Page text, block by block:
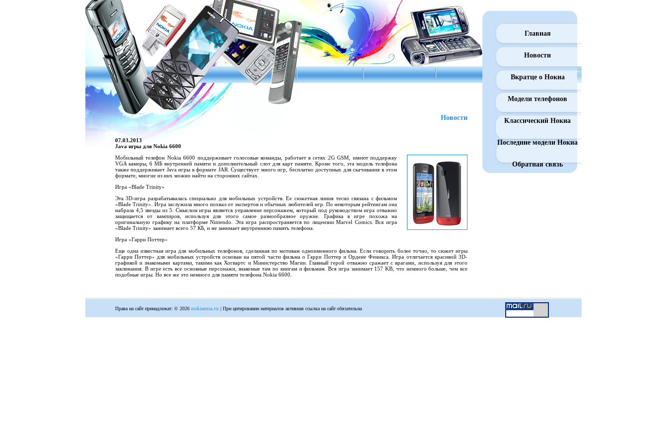
Новости
07.03.2013
Java игры для Nokia 6600
Мобильный телефон Nokia 6600 поддерживает голосовые команды, работает в сетях 2G GSM, имеют поддержку
VGA камеры, 6 МБ внутренней памяти и дополнительный слот для карт памяти. Кроме того, эта модель телефона
также поддерживает Java игры в формате JAR. Существует много игр, бесплатно доступных для скачивания в этом
формате, многие из них можно найти на сторонних сайтах.
Игра «Blade Trinity»
Эта 3D-игра разрабатывалась специально для мобильных устройств. Ее сюжетная линия тесно связана с фильмом
«Blade Trinity». Игра заслужила много похвал от экспертов и обычных любителей игр. По некоторым рейтингам она
набрала 4,5 звезды из 5. Смыслом игры является управление персонажем, который под руководством игра отважно
защищается от вампиров, используя для этого самое разнообразное оружие. Графика в игре похожа на
оригинальную графику на платформе Nintendo. Эта игра распространяется по лицензии Marvel Comics. Вся игра
«Blade Trinity» занимает всего 57 КБ, и не занимает внутреннюю память телефона.
Игра «Гарри Поттер»
Еще одна известная игра для мобильных телефонов, сделанная по мотивам одноименного фильма. Если говорить более точно, то сюжет игры
«Гарри Поттер» для мобильных устройств основан на пятой части фильма о Гарри Поттер и Ордене Феникса. Игра отличается красивой 3D-
графикой и знакомыми картами, такими как Хогвартс и Министерство Магии. Главный герой отважно сражает с врагами, используя для этого
заклинания. В игре есть все основные персонажи, знакомые там по книгам и фильмам. Вся игра занимает 157 KB, что немного больше, чем все
подобные игры. Но все же это немного для памяти телефона Nokia 6600.
Главная
Новости
Вкратце о Нокиа
Модели телефонов
Классический Нокиа
Последние модели Нокиа
Обратная связь
Права на сайт принадлежат: © 2026 nokiamia.ru | При цитировании материалов активная ссылка на сайт обязательна